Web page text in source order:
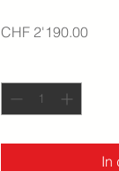
CHF 2'190.00Preis
In